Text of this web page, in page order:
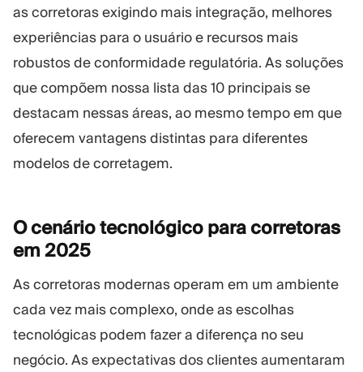
as corretoras exigindo mais integração, melhores
experiências para o usuário e recursos mais
robustos de conformidade regulatória. As soluções
que compõem nossa lista das 10 principais se
destacam nessas áreas, ao mesmo tempo em que
oferecem vantagens distintas para diferentes
modelos de corretagem.
O cenário tecnológico para corretoras
em 2025
As corretoras modernas operam em um ambiente
cada vez mais complexo, onde as escolhas
tecnológicas podem fazer a diferença no seu
negócio. As expectativas dos clientes aumentaram